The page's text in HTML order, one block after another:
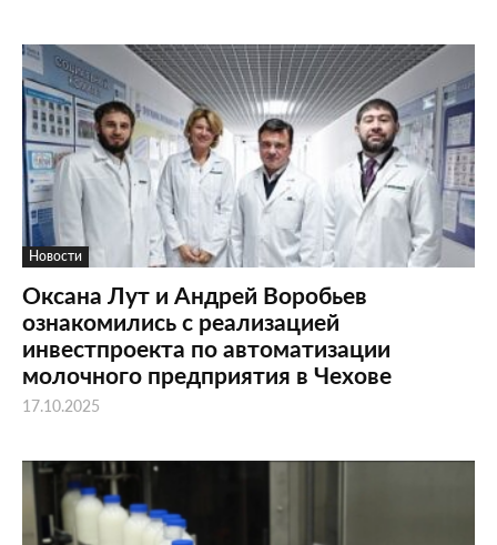
Новости
Оксана Лут и Андрей Воробьев
ознакомились с реализацией
инвестпроекта по автоматизации
молочного предприятия в Чехове
17.10.2025